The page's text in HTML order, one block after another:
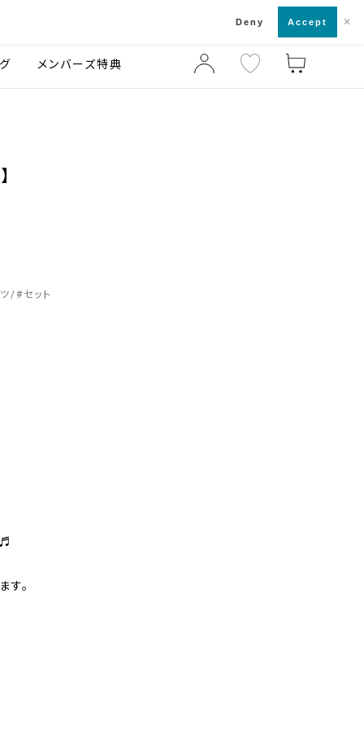
店舗一覧・来店予約
メンバーズ特典
#セット
♬
。
Deny Accept ×